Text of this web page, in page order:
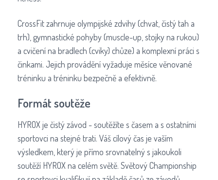
CrossFit zahrnuje olympijské zdvihy (chvat, čistý tah a
trh), gymnastické pohyby (muscle-up, stojky na rukou)
a cvičení na bradlech (cviky) chůze) a komplexní práci s
činkami. Jejich provádění vyžaduje měsíce věnované
tréninku a tréninku bezpečně a efektivně.
Formát soutěže
HYROX je čistý závod - soutěžíte s časem a s ostatními
sportovci na stejné trati. Váš cílový čas je vaším
výsledkem, který je přímo srovnatelný s jakoukoli
soutěží HYROX na celém světě. Světový Championship